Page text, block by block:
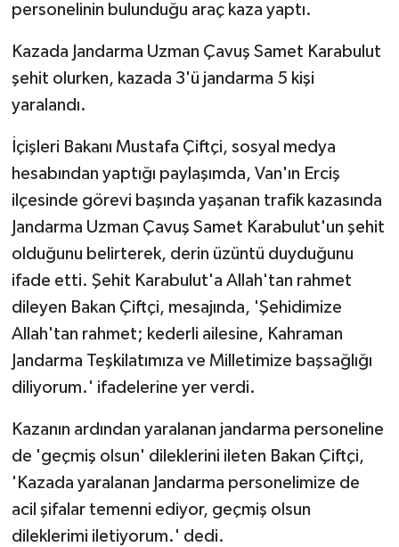
personelinin bulunduğu araç kaza yaptı.
Kazada Jandarma Uzman Çavuş Samet Karabulut
şehit olurken, kazada 3'ü jandarma 5 kişi
yaralandı.
İçişleri Bakanı Mustafa Çiftçi, sosyal medya
hesabından yaptığı paylaşımda, Van'ın Erciş
ilçesinde görevi başında yaşanan trafik kazasında
Jandarma Uzman Çavuş Samet Karabulut'un şehit
olduğunu belirterek, derin üzüntü duyduğunu
ifade etti. Şehit Karabulut'a Allah'tan rahmet
dileyen Bakan Çiftçi, mesajında, 'Şehidimize
Allah'tan rahmet; kederli ailesine, Kahraman
Jandarma Teşkilatımıza ve Milletimize başsağlığı
diliyorum.' ifadelerine yer verdi.
Kazanın ardından yaralanan jandarma personeline
de 'geçmiş olsun' dileklerini ileten Bakan Çiftçi,
'Kazada yaralanan Jandarma personelimize de
acil şifalar temenni ediyor, geçmiş olsun
dileklerimi iletiyorum.' dedi.